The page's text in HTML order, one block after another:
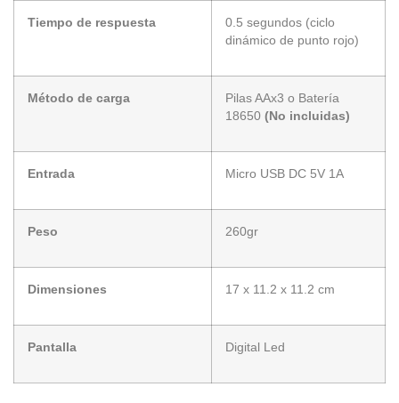
Tiempo de respuesta
0.5 segundos (ciclo
dinámico de punto rojo)
Método de carga
Pilas AAx3 o Batería
18650 (No incluidas)
Entrada Micro USB DC 5V 1A
Peso 260gr
Dimensiones 17 x 11.2 x 11.2 cm
Pantalla Digital Led